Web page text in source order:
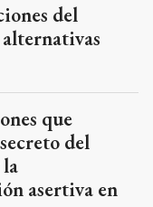
del
que
del
asertiva en